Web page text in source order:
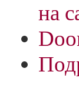
на